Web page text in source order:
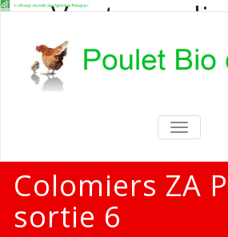
Vente en
poulets
Vente en direct de
particuliers et
TOGGLE
Colomiers ZA
sortie 6